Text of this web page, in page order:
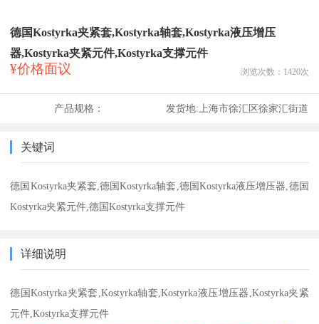
德国Kostyrka夹紧套,Kostyrka轴套,Kostyrka液压增压
器,Kostyrka夹紧元件,Kostyrka支撑元件
¥价格面议 浏览次数： 1420次
产品规格： 发货地:上海市徐汇区徐家汇街道
关键词
德国Kostyrka夹紧套,德国Kostyrka轴套,德国Kostyrka液压增压器,德国
Kostyrka夹紧元件,德国Kostyrka支撑元件
详细说明
德国Kostyrka夹紧套,Kostyrka轴套,Kostyrka液压增压器,Kostyrka夹紧
元件,Kostyrka支撑元件